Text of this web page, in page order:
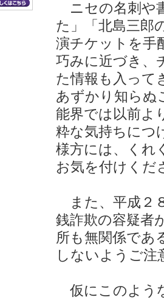
ニセの名刺や
た」「北島三郎
演チケットを手
巧みに近づき、
た情報も入って
あずかり知らぬ
能界では以前よ
粋な気持ちにつ
様方には、くれ
お気を付けくだ
また、平成２
銭詐欺の容疑者
所も無関係であ
しないようご注
仮にこのよう